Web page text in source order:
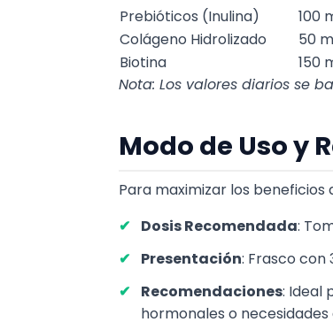
Prebióticos (Inulina)
100
Colágeno Hidrolizado
50
Biotina
150
Nota: Los valores diarios se
Modo de Uso y
Para maximizar los beneficios
Dosis Recomendada:
Presentación: Frasco con
Recomendaciones: Ideal
hormonales o